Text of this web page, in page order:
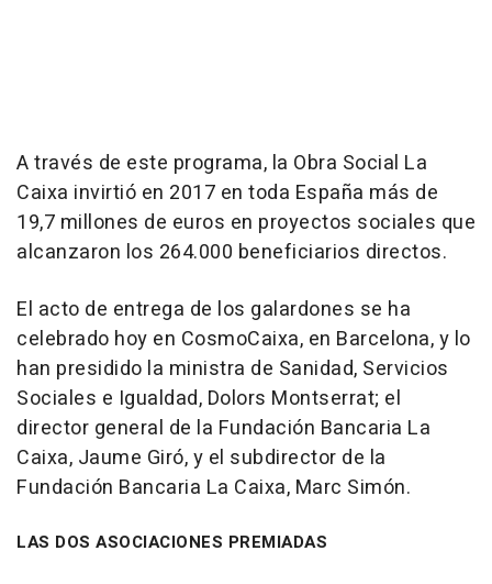
A través de este programa, la Obra Social La
Caixa invirtió en 2017 en toda España más de
19,7 millones de euros en proyectos sociales que
alcanzaron los 264.000 beneficiarios directos.
El acto de entrega de los galardones se ha
celebrado hoy en CosmoCaixa, en Barcelona, y lo
han presidido la ministra de Sanidad, Servicios
Sociales e Igualdad, Dolors Montserrat; el
director general de la Fundación Bancaria La
Caixa, Jaume Giró, y el subdirector de la
Fundación Bancaria La Caixa, Marc Simón.
LAS DOS ASOCIACIONES PREMIADAS